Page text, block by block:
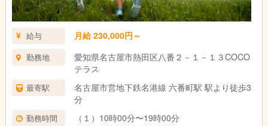
給与 月給 230,000円～
勤務地
愛知県名古屋市熱田区八番２－１－１３COCO
テラス
最寄駅
名古屋市営地下鉄名港線 六番町駅 駅より徒歩3
分
勤務時間
（１）10時00分〜19時00分